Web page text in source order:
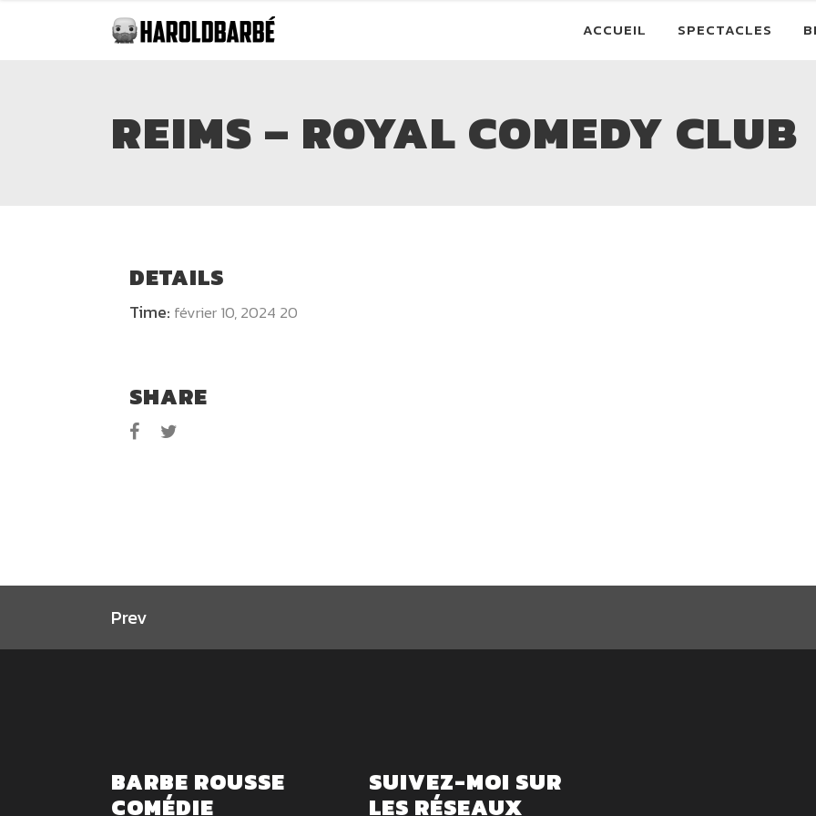
ACCUEIL SPECTACLES
REIMS – ROYAL COMEDY CLUB
DETAILS
Time: février 10, 2024 20
SHARE
Prev
BARBE ROUSSE
COMÉDIE
SUIVEZ-MOI SUR
LES RÉSEAUX